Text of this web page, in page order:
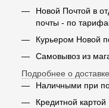
Новой Почтой в
почты - по
Курьером Новой
Самовывоз из
Подробнее о доставке
Наличными при
Кредитной картой